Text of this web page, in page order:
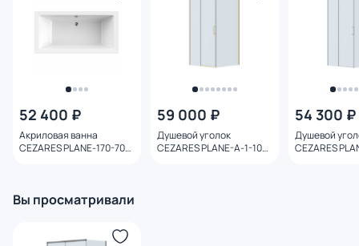
52 400 ₽
Акриловая ванна
CEZARES PLANE-170-70-
59 000 ₽
Душевой уголок
CEZARES PLANE-A-1-100-
54 300 ₽
Душевой
CEZARES
Вы просматривали